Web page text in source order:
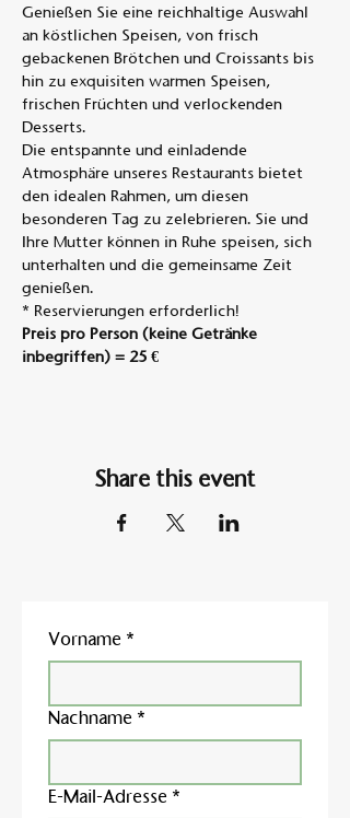
Genießen Sie eine reichhaltige Auswahl
an köstlichen Speisen, von frisch
gebackenen Brötchen und Croissants bis
hin zu exquisiten warmen Speisen,
frischen Früchten und verlockenden
Desserts.
Die entspannte und einladende
Atmosphäre unseres Restaurants bietet
den idealen Rahmen, um diesen
besonderen Tag zu zelebrieren. Sie und
Ihre Mutter können in Ruhe speisen, sich
unterhalten und die gemeinsame Zeit
genießen.
* Reservierungen erforderlich!
Preis pro Person (keine Getränke
inbegriffen) = 25 €
Share this event
Vorname *
Nachname *
E-Mail-Adresse *